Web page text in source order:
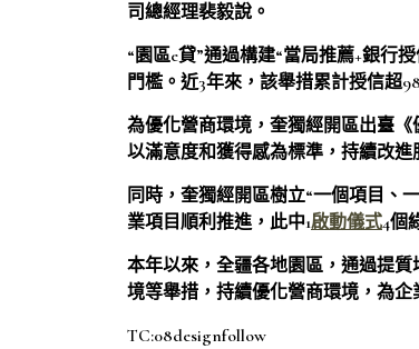
司總經理裴毅說。
“園區e貸”通過構建“當局推薦+銀行
門檻。近3年來，該舉措累計授信超
為優化營商環境，奎獨經開區出臺
以滿意度和獲得感為標準，持續改進
同時，奎獨經開區樹立“一個項目、
業項目順利推進，此中1啟動儀式4個
本年以來，全疆各地園區，通過提
境等舉措，持續優化營商環境，為
TC:08designfollow